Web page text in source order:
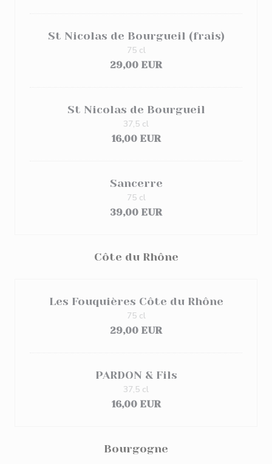
St Nicolas de Bourgueil (frais)
29,00 EUR
75 cl
St Nicolas de Bourgueil
16,00 EUR
37,5 cl
Sancerre
39,00 EUR
75 cl
Côte du Rhône
Les Fouquières Côte du Rhône
29,00 EUR
75 cl
PARDON & Fils
16,00 EUR
37,5 cl
Bourgogne